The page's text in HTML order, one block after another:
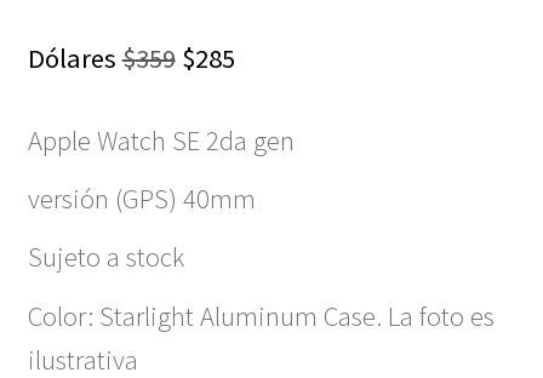
Dólares$359 El
original
era:
$285El
actual
es:
Apple Watch SE 2da gen
versión (GPS) 40mm
Sujeto a stock
Color: Starlight Aluminum Case. La foto es
ilustrativa